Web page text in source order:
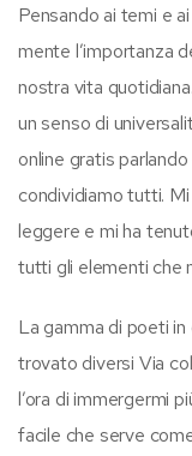
Pensando ai temi e
mente l’importanza
nostra vita
un senso di
online gratis
condividiamo tutti.
leggere e mi ha
tutti gli elementi che
La gamma di poeti
trovato diversi Via
l’ora di immergermi
facile che serve